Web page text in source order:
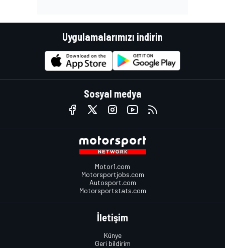
Uygulamalarımızı indirin
Sosyal medya
Motor1.com
Motorsportjobs.com
Autosport.com
Motorsportstats.com
İletişim
Künye
Geri bildirim